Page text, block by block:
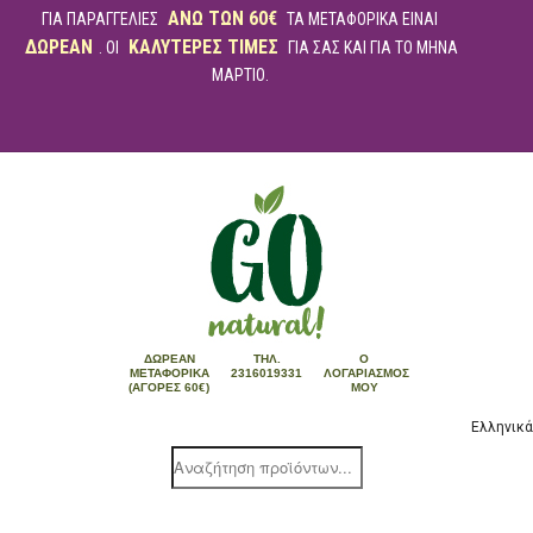
ΓΙΑ ΠΑΡΑΓΓΕΛΙΕΣ ΑΝΩ ΤΩΝ 60€ ΤΑ ΜΕΤΑΦΟΡΙΚΑ ΕΙΝΑΙ
ΔΩΡΕΑΝ . ΟΙ ΚΑΛΥΤΕΡΕΣ ΤΙΜΕΣ
ΓΙΑ ΣΑΣ ΚΑΙ ΓΙΑ ΤΟ ΜΗΝΑ
ΜΑΡΤΙΟ.
ΔΩΡΕΆΝ
ΜΕΤΑΦΟΡΙΚΆ
(ΑΓΟΡΈΣ 60€)
ΤΗΛ.
2316019331
Ο
ΛΟΓΑΡΙΑΣΜΌΣ
ΜΟΥ
Ελληνικά
Products